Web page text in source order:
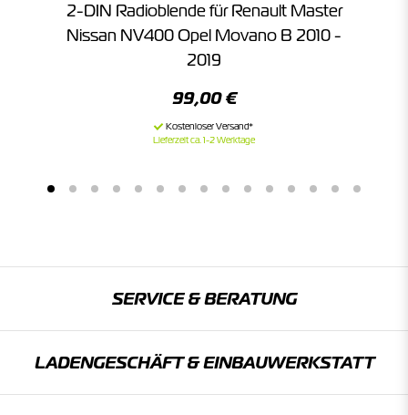
2-DIN Radioblende für Renault Master
Nissan NV400 Opel Movano B 2010 -
2019
99,00 €
Lieferzeit ca. 1-2 Werktage
SERVICE & BERATUNG
LADENGESCHÄFT & EINBAU­WERKSTATT